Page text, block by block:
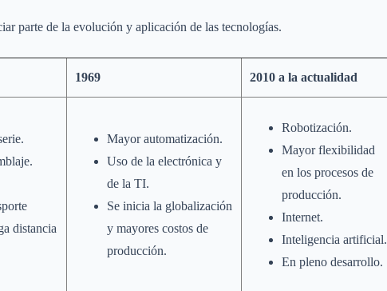
parte de la evolución y aplicación de las tecnologías.
1969 2010 a la actualidad
distancia
Mayor automatización.
Uso de la electrónica y
de la TI.
Se inicia la globalización
y mayores costos de
producción.
Robotización.
Mayor flexibilidad
en los procesos de
producción.
Internet.
Inteligencia artificial.
En pleno desarrollo.